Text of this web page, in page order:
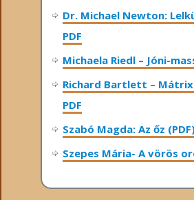
Dr. Michael Newton:
PDF
Michaela Riedl – Jóni-
Richard Bartlett –
PDF
Szabó Magda: Az őz
Szepes Mária- A vörös